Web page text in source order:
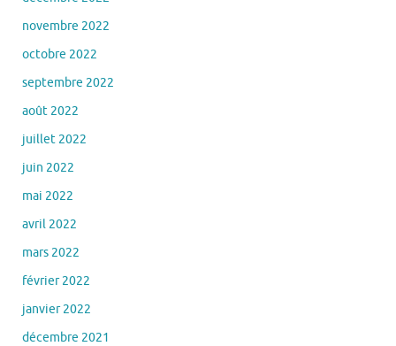
novembre 2022
octobre 2022
septembre 2022
août 2022
juillet 2022
juin 2022
mai 2022
avril 2022
mars 2022
février 2022
janvier 2022
décembre 2021